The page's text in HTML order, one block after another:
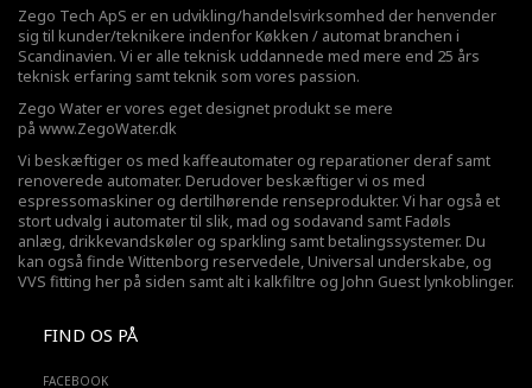
Zego Tech ApS er en udvikling/handelsvirksomhed der henvender
sig til kunder/teknikere indenfor Køkken / automat branchen i
Scandinavien. Vi er alle teknisk uddannede med mere end 25 års
teknisk erfaring samt teknik som vores passion.
Zego Water er vores eget designet produkt se mere
på www.ZegoWater.dk
Vi beskæftiger os med kaffeautomater og reparationer deraf samt
renoverede automater. Derudover beskæftiger vi os med
espressomaskiner og dertilhørende renseprodukter. Vi har også et
stort udvalg i automater til slik, mad og sodavand samt Fadøls
anlæg, drikkevandskøler og sparkling samt betalingssystemer. Du
kan også finde Wittenborg reservedele, Universal underskabe, og
VVS fitting her på siden samt alt i kalkfiltre og John Guest lynkoblinger.
FIND OS PÅ
FACEBOOK